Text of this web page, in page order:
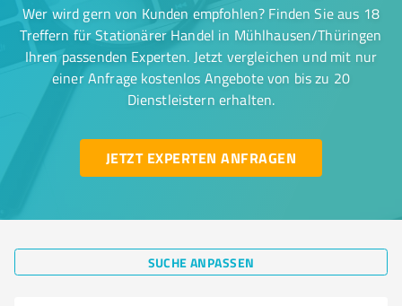
Wer wird gern von Kunden empfohlen? Finden Sie aus 18
Treffern für Stationärer Handel in Mühlhausen/Thüringen
Ihren passenden Experten. Jetzt vergleichen und mit nur
einer Anfrage kostenlos Angebote von bis zu 20
Dienstleistern erhalten.
JETZT EXPERTEN ANFRAGEN
SUCHE ANPASSEN